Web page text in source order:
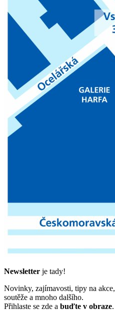
Newsletter je tady!
Novinky, zajímavosti, tipy na akce,
soutěže a mnoho dalšího.
Přihlaste se zde a buďte v obraze.